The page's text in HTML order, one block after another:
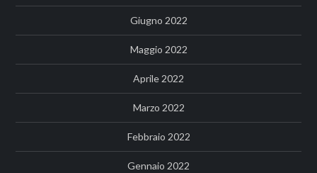
Giugno 2022
Maggio 2022
Aprile 2022
Marzo 2022
Febbraio 2022
Gennaio 2022